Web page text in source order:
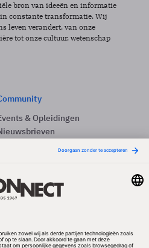
bron van ideeën en informatie
constante transformatie. Wij
leven verandert, van onze
tot onze cultuur, wetenschap
& Opleidingen